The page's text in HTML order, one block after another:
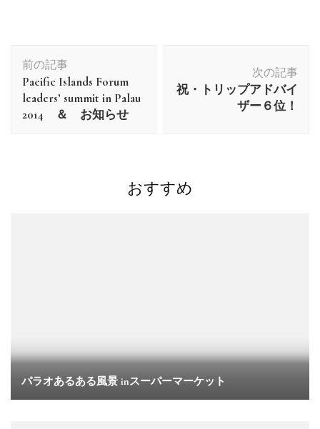
稿
ナ
ビ
前の記事
Pacific Islands Forum
leaders’ summit in Palau
2014 ＆ お知らせ
次の記事
祝・トリップアドバイ
ザー６位！
おすすめ
パラオあるある風景 inスーパーマーケット